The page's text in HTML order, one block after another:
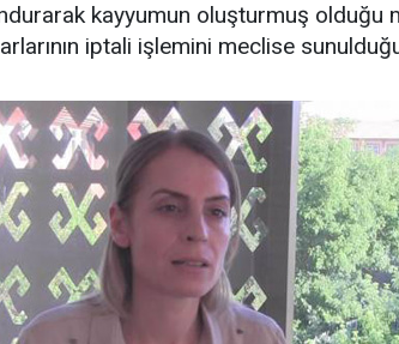
kayyumun oluşturmuş olduğu
iptali işlemini meclise